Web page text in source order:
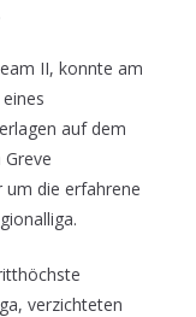
II, konnte am
auf dem
die erfahrene
verzichteten